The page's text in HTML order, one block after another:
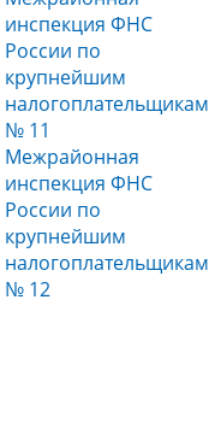
инспекция ФНС
России по
крупнейшим
налогоплательщикам
№ 11
Межрайонная
инспекция ФНС
России по
крупнейшим
налогоплательщикам
№ 12